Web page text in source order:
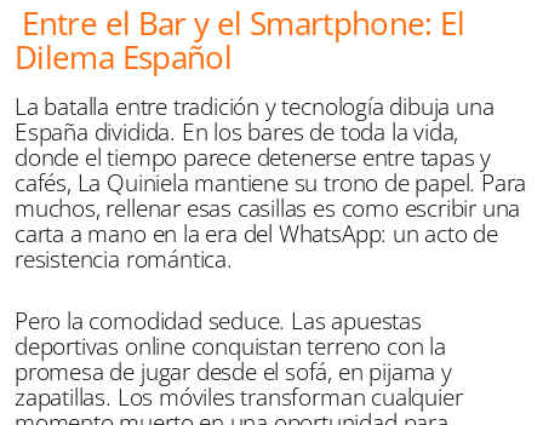
Entre el Bar y el Smartphone: El
Dilema Español
La batalla entre tradición y tecnología dibuja una
España dividida. En los bares de toda la vida,
donde el tiempo parece detenerse entre tapas y
cafés, La Quiniela mantiene su trono de papel. Para
muchos, rellenar esas casillas es como escribir una
carta a mano en la era del WhatsApp: un acto de
resistencia romántica.
Pero la comodidad seduce. Las apuestas
deportivas online conquistan terreno con la
promesa de jugar desde el sofá, en pijama y
zapatillas. Los móviles transforman cualquier